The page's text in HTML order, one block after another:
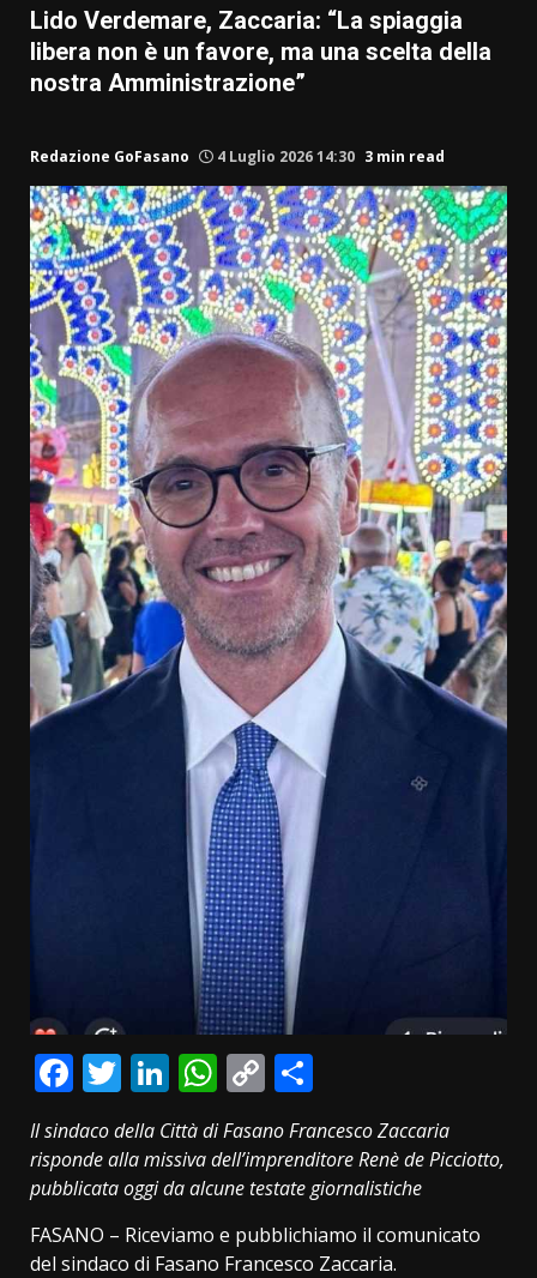
Lido Verdemare, Zaccaria: “La spiaggia
libera non è un favore, ma una scelta della
nostra Amministrazione”
Redazione GoFasano 4 Luglio 2026 14:30 3 min read
Facebook
Twitter
LinkedIn
WhatsApp
Copy
Link
Il sindaco della Città di Fasano Francesco Zaccaria
risponde alla missiva dell’imprenditore Renè de Picciotto,
pubblicata oggi da alcune testate giornalistiche
FASANO – Riceviamo e pubblichiamo il comunicato
del sindaco di Fasano Francesco Zaccaria.